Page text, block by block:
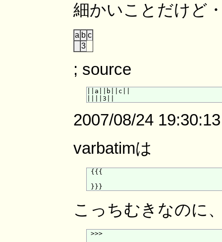
細かいことだけど
a b c
3
; source
||a||b||c||
2007/08/24
varbatimは
{{{
こっちむきなのに
>>>